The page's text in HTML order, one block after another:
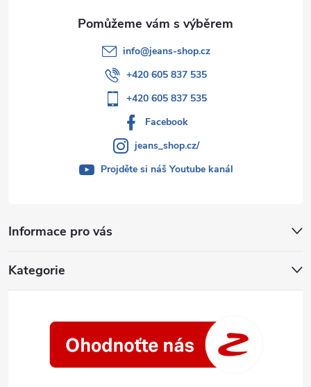
Informace pro vás
Kategorie
info@jeans-shop.cz
+420 605 837 535
+420 605 837 535
Facebook
jeans_shop.cz/
Projděte si náš Youtube kanál